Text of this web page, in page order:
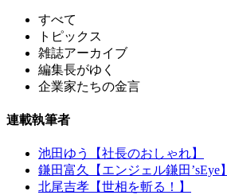
すべて
トピックス
雑誌アーカイブ
編集長がゆく
企業家たちの金言
連載執筆者
池田ゆう【社長のおしゃれ】
鎌田富久【エンジェル鎌田’sEye】
北尾吉孝【世相を斬る！】